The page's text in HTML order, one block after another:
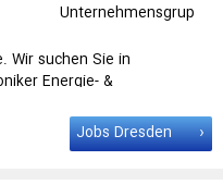
Unternehmensgrup
GmbH & Co. KGaA
Wir suchen Sie in
Energie- &
in Leppersdorf (bei Dresden)
(m/w/d). Ihre Rolle
Jobs Dresden